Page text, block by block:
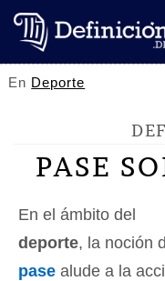
En Deporte
PASE
En el ámbito del
deporte, la noción
pase alude a la